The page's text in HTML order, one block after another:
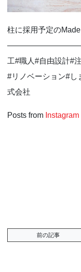
柱に採用予定の
工#職人#自由設計#
#リノベーション#し
式会社
Posts from Instagram
前の記事